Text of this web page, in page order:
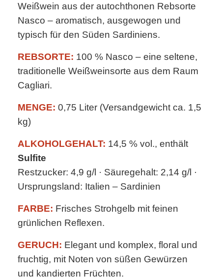
Weißwein aus der autochthonen Rebsorte
Nasco – aromatisch, ausgewogen und
typisch für den Süden Sardiniens.
REBSORTE: 100 % Nasco – eine seltene,
traditionelle Weißweinsorte aus dem Raum
Cagliari.
MENGE: 0,75 Liter (Versandgewicht ca. 1,5
kg)
ALKOHOLGEHALT: 14,5 % vol., enthält
Sulfite
Restzucker: 4,9 g/l · Säuregehalt: 2,14 g/l ·
Ursprungsland: Italien – Sardinien
FARBE: Frisches Strohgelb mit feinen
grünlichen Reflexen.
GERUCH: Elegant und komplex, floral und
fruchtig, mit Noten von süßen Gewürzen
und kandierten Früchten.